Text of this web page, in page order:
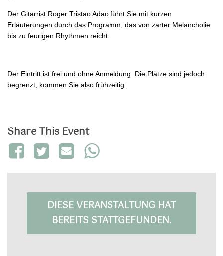
Der Gitarrist Roger Tristao Adao führt Sie mit kurzen
Erläuterungen durch das Programm, das von zarter Melancholie
bis zu feurigen Rhythmen reicht.
Der Eintritt ist frei und ohne Anmeldung. Die Plätze sind jedoch
begrenzt, kommen Sie also frühzeitig.
Share This Event
DIESE VERANSTALTUNG HAT
BEREITS STATTGEFUNDEN.